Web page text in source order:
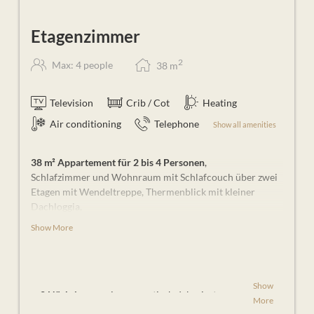
Etagenzimmer
Max: 4 people 38 m2
Television Crib / Cot
Heating
Air conditioning
Telephone Show all amenities
38 m² Appartement für 2 bis 4 Personen,
Schlafzimmer und Wohnraum mit Schlafcouch über zwei
Etagen mit Wendeltreppe, Thermenblick mit kleiner
Dachloggia,
Weitere Ausstattungen: Klimaanlage, Badezimmer mit
Show More
2 Nächtigungen
im romantisch dekorierten
Show
More